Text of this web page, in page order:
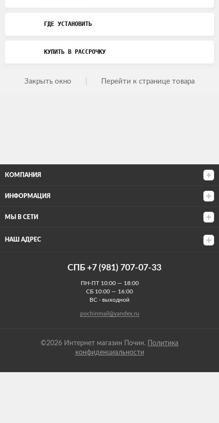
ГДЕ УСТАНОВИТЬ
КУПИТЬ В РАССРОЧКУ
Закрыть окно Перейти к странице товара
КОМПАНИЯ
ИНФОРМАЦИЯ
МЫ В СЕТИ
НАШ АДРЕС
СПБ +7 (981) 707-07-33
ПН-ПТ 10:00 — 18:00
СБ 10:00 — 16:00
ВС - выходной
pochinmail@yandex.ru
©2026 Интернет магазин Почин.
Политика
конфиденциальности